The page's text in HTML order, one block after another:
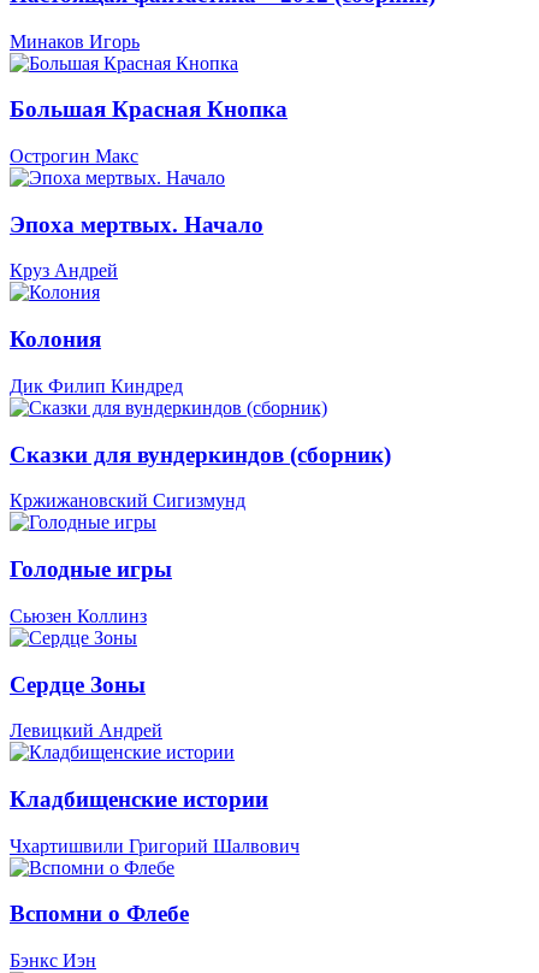
Минаков Игорь
Большая Красная Кнопка
Острогин Макс
Эпоха мертвых. Начало
Круз Андрей
Колония
Дик Филип Киндред
Сказки для вундеркиндов (сборник)
Кржижановский Сигизмунд
Голодные игры
Сьюзен Коллинз
Сердце Зоны
Левицкий Андрей
Кладбищенские истории
Чхартишвили Григорий Шалвович
Вспомни о Флебе
Бэнкс Иэн